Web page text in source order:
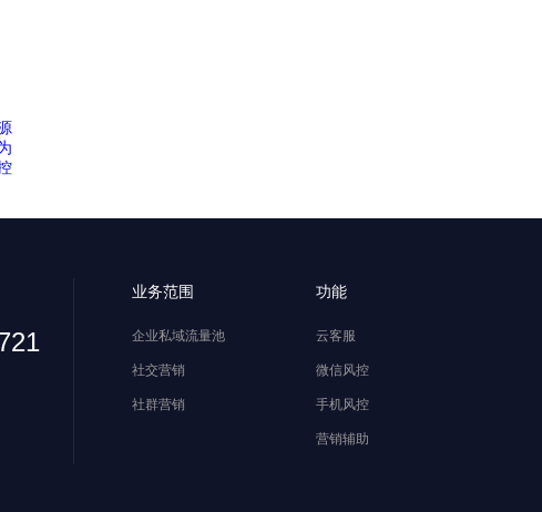
业务范围
企业私域流量池
社交营销
社群营销
功能
云客服
微信风控
手机风控
营销辅助